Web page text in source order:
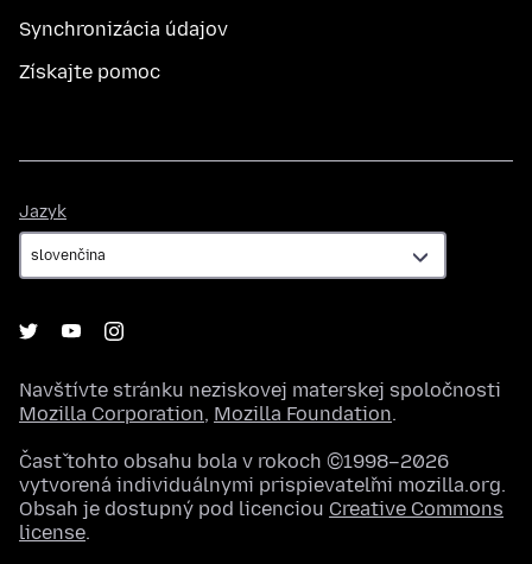
Synchronizácia údajov
Získajte pomoc
Jazyk
Navštívte stránku neziskovej materskej spoločnosti
Mozilla Corporation, Mozilla Foundation.
Časť tohto obsahu bola v rokoch ©1998–2026
vytvorená individuálnymi prispievateľmi mozilla.org.
Obsah je dostupný pod licenciou Creative Commons
license.